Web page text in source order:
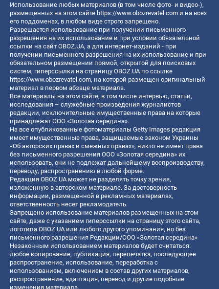
Использование любых материалов (в том числе фото- и видео-),
размещенных на этом сайте https://www.obozrevatel.com и на всех
его поддоменах, в любом виде строго запрещено.
Разрешается использование при получении письменного
разрешения на их использование и при условии обязательной
ссылки на сайт OBOZ.UA, а для интернет-изданий - при
получении письменного разрешения на их использование и при
обязательном размещении прямой, открытой для поисковых
систем, гиперссылки на страницу OBOZ.UA по ссылке
https://www.obozrevatel.com, на которой размещен оригинальный
материал в первом абзаце материала.
Все материалы на этом сайте, в том числе интервью, статьи,
исследования – служебные произведения журналистов
редакции, исключительные имущественные права на которые
принадлежат ООО «Золотая середина».
На все опубликованные фотоматериалы Getty Images редакция
имеет имущественные права, защищаемые законом Украины
«Об авторских правах и смежных правах», никто не имеет права
без письменного разрешения ООО «Золотая середина» их
использовать, они не подлежат дальнейшему воспроизводству,
переводу, распространению в любой форме.
Редакция OBOZ.UA может не разделять точку зрения,
изложенную в авторском материале. За достоверность
информации, размещенной в рекламных материалах,
ответственность несет рекламодатель.
Запрещено использование материалов размещенных на этом
сайте, даже с указанием гиперссылки на страницу этого сайта,
логотипа OBOZ.UA или любого другого упоминания, но без
письменного разрешения Редакции/ООО «Золотая середина»
Незаконным использованием материалов будет считаться:
любое копирование, публикация, перепечатка, последующее
распространение, использование, переработка с
использованием, включением в состав других материалов,
распространение, адаптация, перевод и другие подобные
изменения материала.